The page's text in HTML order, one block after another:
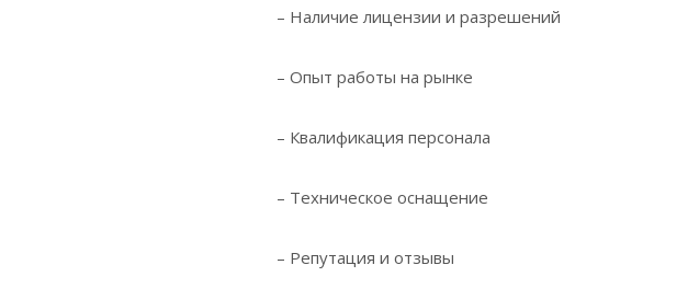
– Наличие лицензии и разрешений
– Опыт работы на рынке
– Квалификация персонала
– Техническое оснащение
– Репутация и отзывы